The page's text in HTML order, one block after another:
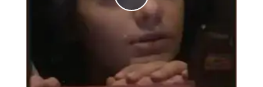
Play
Video